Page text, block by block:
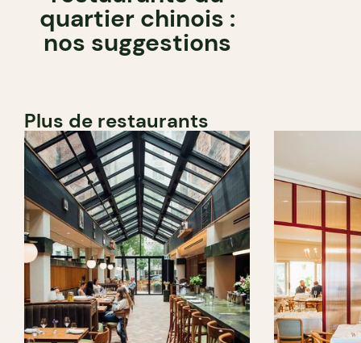
quartier chinois :
nos suggestions
Plus de restaurants